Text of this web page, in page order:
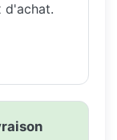
d'achat.